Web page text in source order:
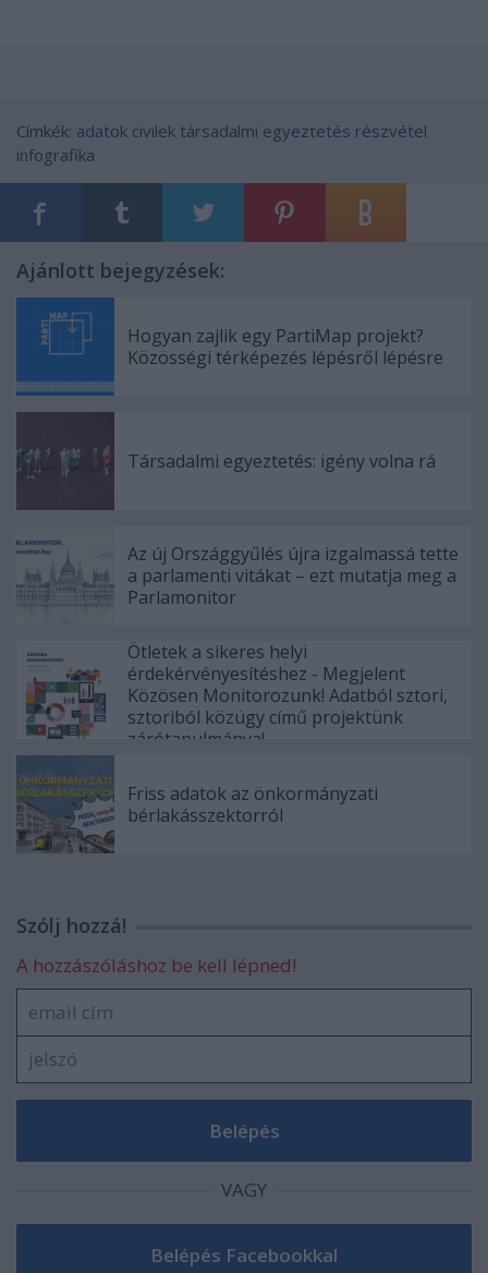
Címkék: adatok civilek társadalmi egyeztetés részvétel
infografika
Ajánlott bejegyzések:
Hogyan zajlik egy PartiMap projekt?
Közösségi térképezés lépésről lépésre
Társadalmi egyeztetés: igény volna rá
Az új Országgyűlés újra izgalmassá tette
a parlamenti vitákat – ezt mutatja meg a
Parlamonitor
Ötletek a sikeres helyi
érdekérvényesítéshez - Megjelent
Közösen Monitorozunk! Adatból sztori,
sztoriból közügy című projektünk
zárótanulmánya!
Friss adatok az önkormányzati
bérlakásszektorról
Szólj hozzá!
A hozzászóláshoz be kell lépned!
VAGY